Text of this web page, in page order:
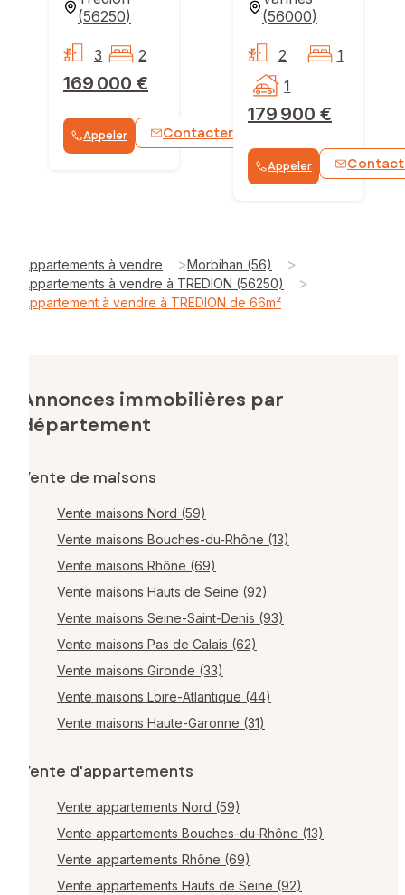
(56250)
169 000 €
3 2
Appeler Contacter
(56000)
179 900 €
2
1
1
Appeler
Appartements à vendre >Morbihan (56) >
Appartements à vendre à TREDION (56250) >
Appartement à vendre à TREDION de 66m²
Annonces immobilières par
département
Vente de maisons
Vente maisons Nord (59)
Vente maisons Bouches-du-Rhône (13)
Vente maisons Rhône (69)
Vente maisons Hauts de Seine (92)
Vente maisons Seine-Saint-Denis (93)
Vente maisons Pas de Calais (62)
Vente maisons Gironde (33)
Vente maisons Loire-Atlantique (44)
Vente maisons Haute-Garonne (31)
Vente d'appartements
Vente appartements Nord (59)
Vente appartements Bouches-du-Rhône (13)
Vente appartements Rhône (69)
Vente appartements Hauts de Seine (92)